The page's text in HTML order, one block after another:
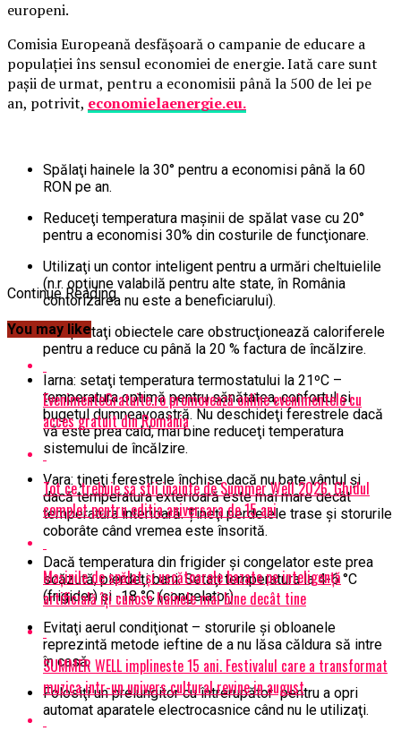
europeni.
Comisia Europeană desfăşoară o campanie de educare a
populaţiei îns sensul economiei de energie. Iată care sunt
paşii de urmat, pentru a economisii până la 500 de lei pe
an, potrivit, economielaenergie.eu.
Spălaţi hainele la 30° pentru a economisi până la 60
RON pe an.
Reduceţi temperatura maşinii de spălat vase cu 20°
pentru a economisi 30% din costurile de funcţionare.
Utilizaţi un contor inteligent pentru a urmări cheltuielile
(n.r. opţiune valabilă pentru alte state, în România
contorizarea nu este a beneficiarului).
Îndepărtaţi obiectele care obstrucţionează caloriferele
pentru a reduce cu până la 20 % factura de încălzire.
Iarna: setaţi temperatura termostatului la 21ºC –
temperatura optimă pentru sănătatea, confortul şi
bugetul dumneavoastră. Nu deschideţi ferestrele dacă
vă este prea cald, mai bine reduceţi temperatura
sistemului de încălzire.
Vara: ţineţi ferestrele închise dacă nu bate vântul şi
dacă temperatura exterioară este mai mare decât
temperatura interioară. Țineţi perdelele trase şi storurile
coborâte când vremea este însorită.
Dacă temperatura din frigider şi congelator este prea
scăzută, pierdeţi bani. Setaţi temperatura la 4-6 °C
(frigider) şi -18 °C (congelator).
Evitaţi aerul condiţionat – storurile şi obloanele
reprezintă metode ieftine de a nu lăsa căldura să intre
în casă.
Folosiţi un prelungitor cu întrerupător pentru a opri
automat aparatele electrocasnice când nu le utilizaţi.
Continue Reading
You may like
EvenimenteGratuite.ro promovează online evenimentele cu
acces gratuit din România
Tot ce trebuie sa stii inainte de Summer Well 2026. Ghidul
complet pentru editia aniversara de 15 ani
Mașinile de spălat și uscătoarele bazate pe inteligență
artificială îți cunosc hainele mai bine decât tine
SUMMER WELL implineste 15 ani. Festivalul care a transformat
muzica intr-un univers cultural revine in august